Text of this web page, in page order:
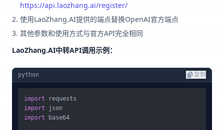
https://api.laozhang.ai/register/
使用LaoZhang.AI提供的端点替换OpenAI官方端点
其他参数和使用方式与官方API完全相同
LaoZhang.AI中转API调用示例：
python 复制
import
import
import base64